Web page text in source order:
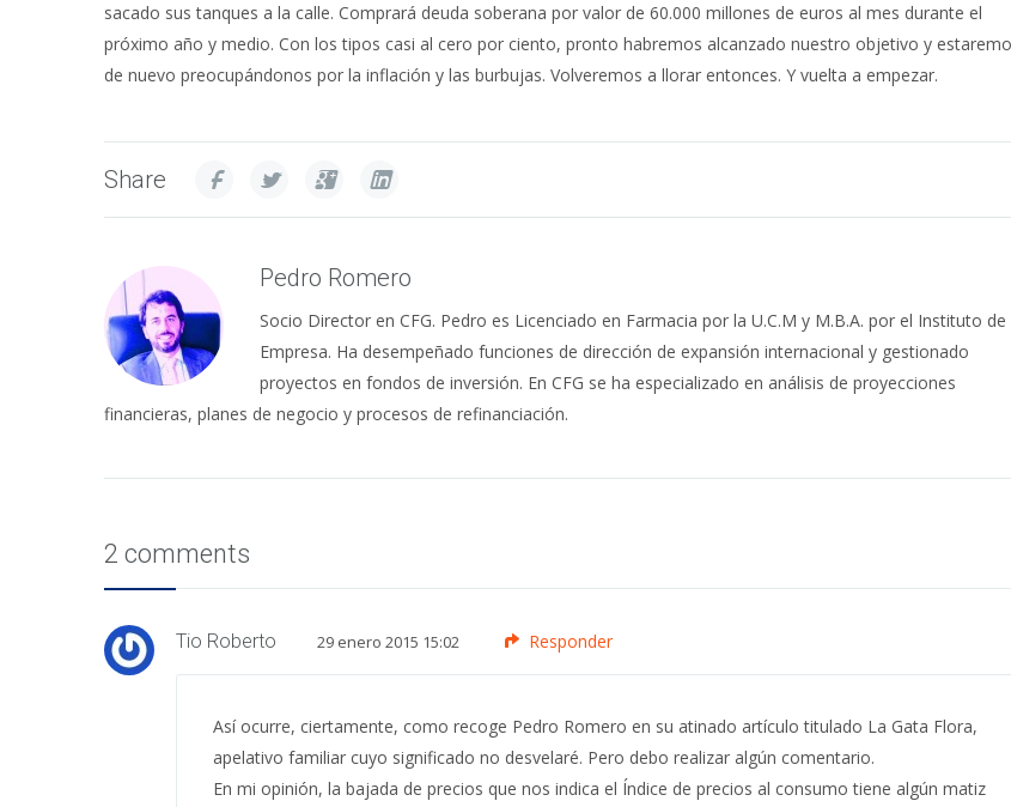
sacado sus tanques a la calle. Comprará deuda soberana por valor de 60.000 millones de euros al mes durante el
próximo año y medio. Con los tipos casi al cero por ciento, pronto habremos alcanzado nuestro objetivo y
de nuevo preocupándonos por la inflación y las burbujas. Volveremos a llorar entonces. Y vuelta a empezar.
Share
Pedro Romero
Socio Director en CFG. Pedro es Licenciado en Farmacia por la U.C.M y M.B.A. por el Instituto de
Empresa. Ha desempeñado funciones de dirección de expansión internacional y gestionado
proyectos en fondos de inversión. En CFG se ha especializado en análisis de proyecciones
financieras, planes de negocio y procesos de refinanciación.
2 comments
Tio Roberto 29 enero 2015 15:02 Responder
Así ocurre, ciertamente, como recoge Pedro Romero en su atinado artículo titulado La Gata Flora,
apelativo familiar cuyo significado no desvelaré. Pero debo realizar algún comentario.
En mi opinión, la bajada de precios que nos indica el Índice de precios al consumo tiene algún matiz